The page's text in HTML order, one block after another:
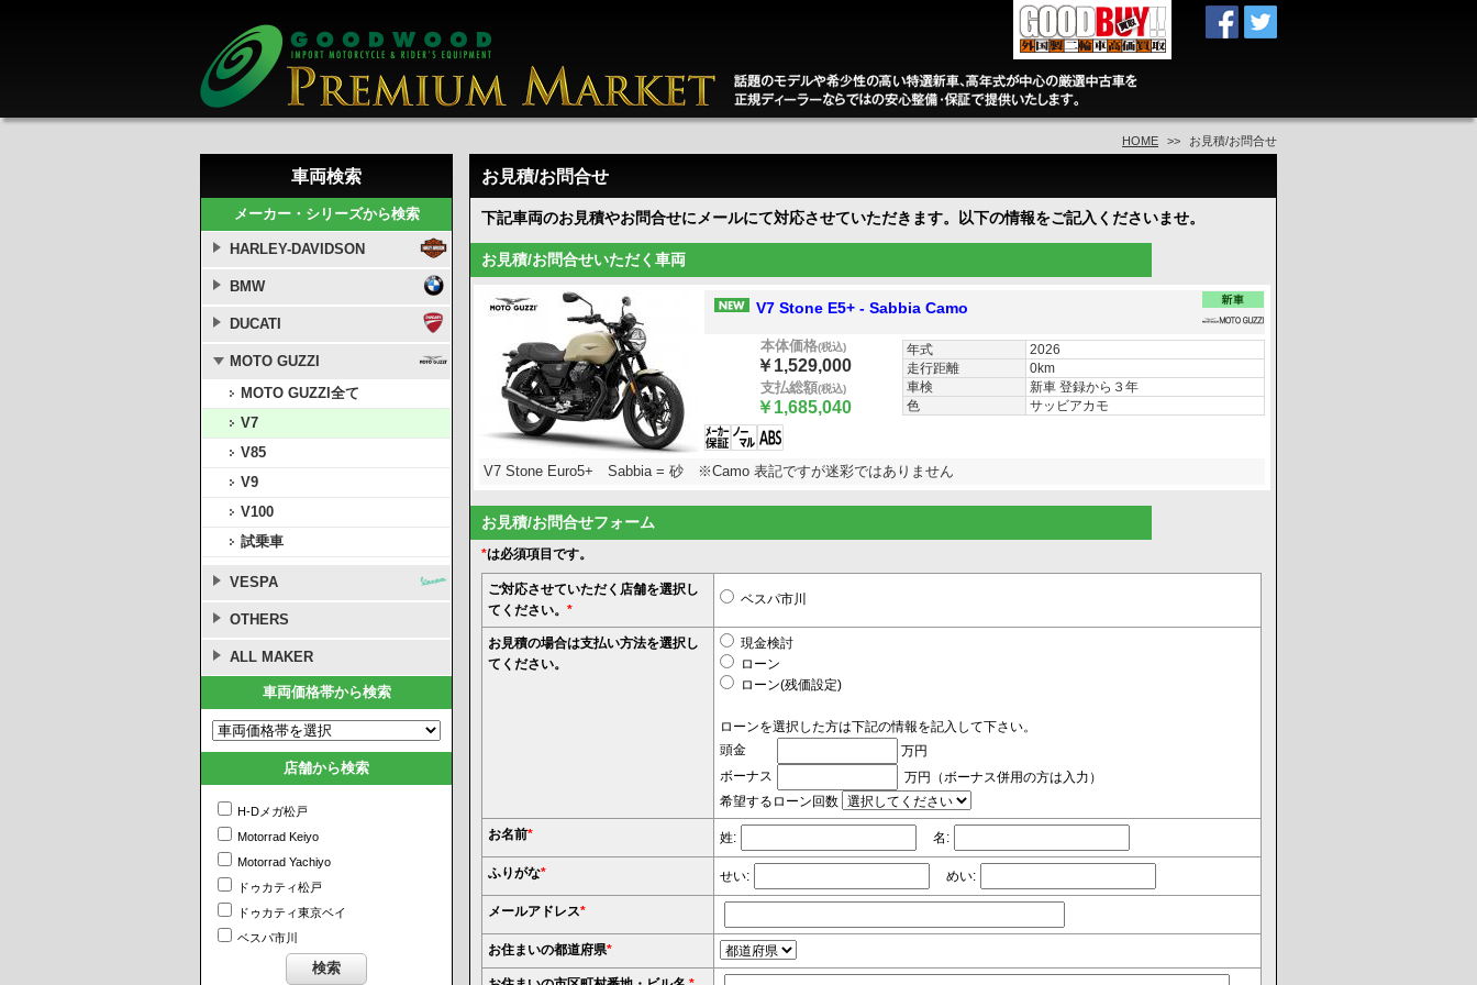
HOME お見積/お問合せ
車両検索
メーカー・シリーズから検索
HARLEY-DAVIDSON
BMW
DUCATI
MOTO GUZZI
MOTO GUZZI全て
V7
V85
V9
V100
試乗車
VESPA
OTHERS
ALL MAKER
車両価格帯から検索
店舗から検索
H-Dメガ松戸
Motorrad Keiyo
Motorrad Yachiyo
ドゥカティ松戸
ドゥカティ東京ベイ
ベスパ市川
お見積/お問合せ
下記車両のお見積やお問合せにメールにて対応させていただきます。以下の情報をご記入くださいませ。
お見積/お問合せいただく車両
V7 Stone E5+ - Sabbia Camo
本体価格(税込)
￥1,529,000
支払総額(税込)
￥1,685,040
年式
2026
走行距離
0km
車検
新車 登録から３年
色
サッビアカモ
V7 Stone Euro5+ Sabbia = 砂 ※Camo 表記ですが迷彩ではありません
お見積/お問合せフォーム
*は必須項目です。
ご対応させていただく店舗を選択し
てください。 *
ベスパ市川
お見積の場合は支払い方法を選択し
てください。
現金検討
ローン
ローン(残価設定)
ローンを選択した方は下記の情報を記入して下さい。
頭金
万円
ボーナス
万円（ボーナス併用の方は入力）
希望するローン回数
お名前* 姓: 名:
ふりがな* せい: めい:
メールアドレス*
お住まいの都道府県*